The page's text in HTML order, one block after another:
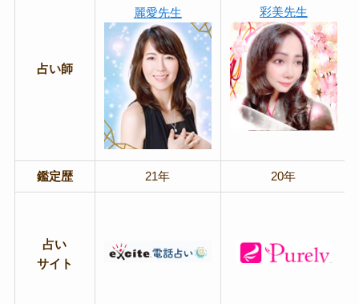
占い師
麗愛先生 彩美先生
鑑定歴 21年 20年
占い
サイト